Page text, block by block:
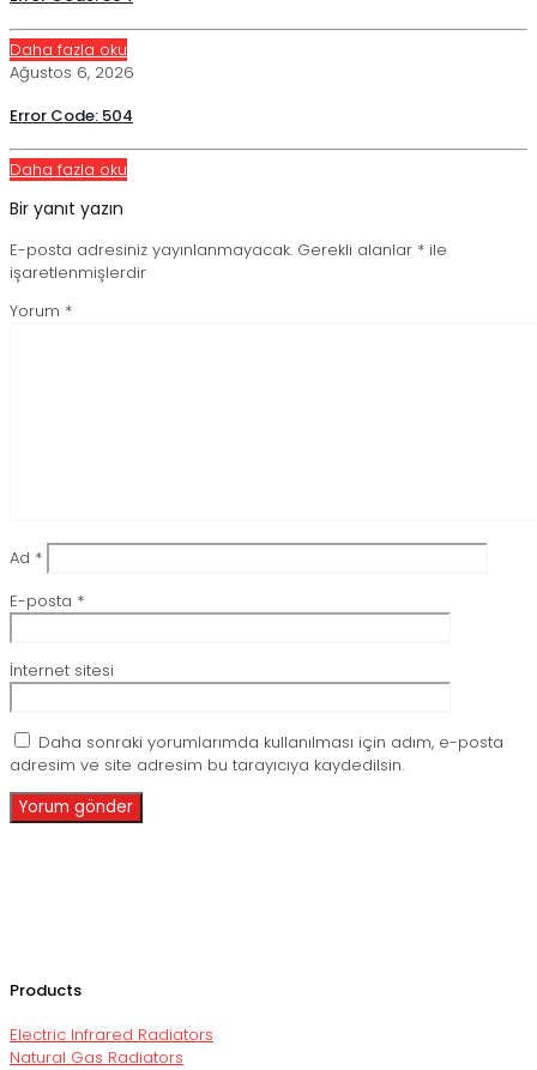
Daha fazla oku
Ağustos 6, 2026
Error Code: 504
Daha fazla oku
Bir yanıt yazın
E-posta adresiniz yayınlanmayacak. Gerekli alanlar * ile
işaretlenmişlerdir
Yorum *
Ad *
E-posta *
İnternet sitesi
Daha sonraki yorumlarımda kullanılması için adım, e-posta
adresim ve site adresim bu tarayıcıya kaydedilsin.
Products
Electric Infrared Radiators
Natural Gas Radiators